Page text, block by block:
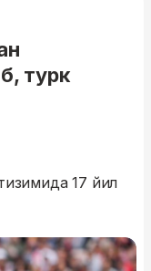
турк
17 йил